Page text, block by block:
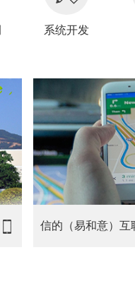
系统开发
信的（易和意）互